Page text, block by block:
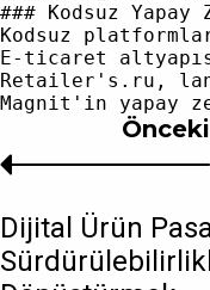
### Kodsuz
Kodsuz
E-ticaret
Retailer's.ru,
Önceki
Dijital Ürün